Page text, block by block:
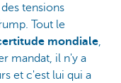
tensions
Tout le
mondiale,
mandat, il n'y a
et c'est lui qui a